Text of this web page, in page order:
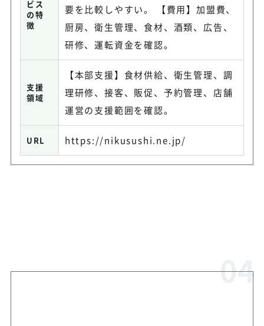
ビス
の特
徴
要を比較しやすい。 【費用】加盟費、
厨房、衛生管理、食材、酒類、広告、
研修、運転資金を確認。
支援
領域
【本部支援】食材供給、衛生管理、調
理研修、接客、販促、予約管理、店舗
運営の支援範囲を確認。
URL https://nikusushi.ne.jp/